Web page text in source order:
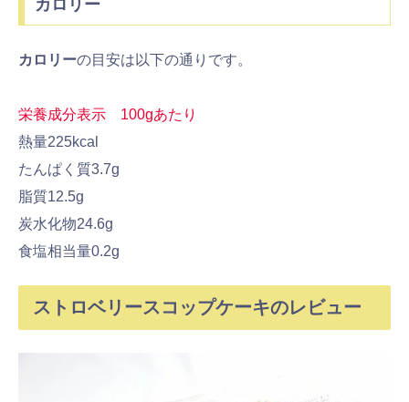
カロリー
カロリーの目安は以下の通りです。
栄養成分表示 100gあたり
熱量225kcal
たんぱく質3.7g
脂質12.5g
炭水化物24.6g
食塩相当量0.2g
ストロベリースコップケーキのレビュー